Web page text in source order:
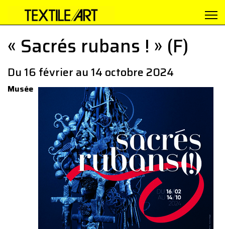
« Sacrés rubans ! » (F)
Du 16 février au 14 octobre 2024
Musée